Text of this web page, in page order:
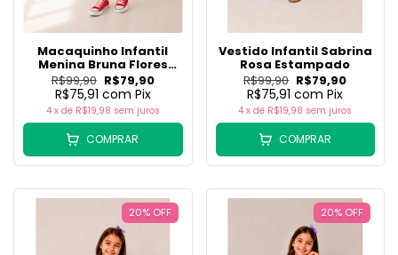
Macaquinho Infantil
Menina Bruna Flores
Laranja
R$99,90 R$79,90
R$75,91 com Pix
4 x de R$19,98 sem juros
COMPRAR
Vestido Infantil Sabrina
Rosa Estampado
R$99,90 R$79,90
R$75,91com Pix
4 x de R$19,98 sem juros
COMPRAR
20% OFF 20% OFF